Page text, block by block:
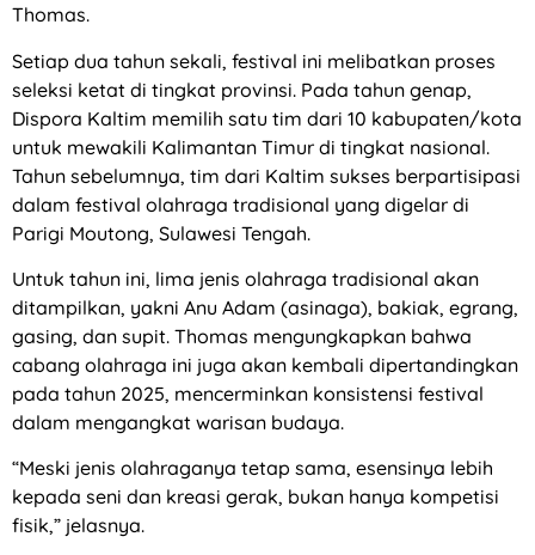
Thomas.
Setiap dua tahun sekali, festival ini melibatkan proses
seleksi ketat di tingkat provinsi. Pada tahun genap,
Dispora Kaltim memilih satu tim dari 10 kabupaten/kota
untuk mewakili Kalimantan Timur di tingkat nasional.
Tahun sebelumnya, tim dari Kaltim sukses berpartisipasi
dalam festival olahraga tradisional yang digelar di
Parigi Moutong, Sulawesi Tengah.
Untuk tahun ini, lima jenis olahraga tradisional akan
ditampilkan, yakni Anu Adam (asinaga), bakiak, egrang,
gasing, dan supit. Thomas mengungkapkan bahwa
cabang olahraga ini juga akan kembali dipertandingkan
pada tahun 2025, mencerminkan konsistensi festival
dalam mengangkat warisan budaya.
“Meski jenis olahraganya tetap sama, esensinya lebih
kepada seni dan kreasi gerak, bukan hanya kompetisi
fisik,” jelasnya.